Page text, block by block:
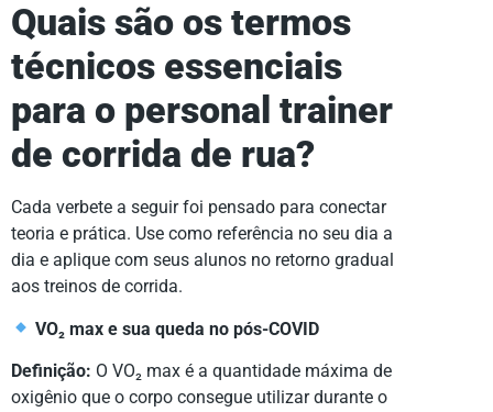
Quais são os termos
técnicos essenciais
para o personal trainer
de corrida de rua?
Cada verbete a seguir foi pensado para conectar
teoria e prática. Use como referência no seu dia a
dia e aplique com seus alunos no retorno gradual
aos treinos de corrida.
VO₂ max e sua queda no pós-COVID
Definição: O VO₂ max é a quantidade máxima de
oxigênio que o corpo consegue utilizar durante o